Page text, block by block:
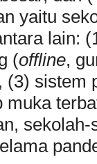
yaitu
lain:
(offline,